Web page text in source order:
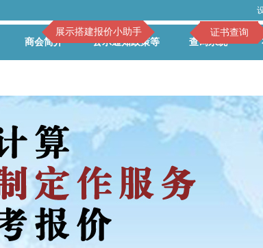
证书查询
展示搭建报价小助手
商会简介 公示通知政策等 查询系统